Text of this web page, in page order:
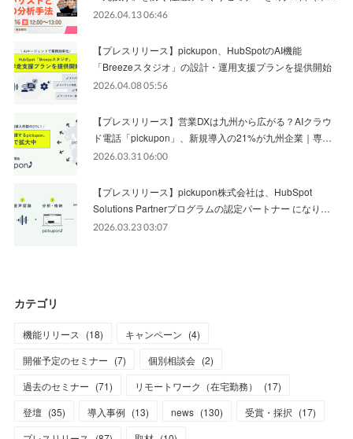
2026.04.13 06:46
【プレスリリース】pickupon、HubSpotのAI機能
「Breezeスタジオ」の設計・運用支援プランを提供開始
2026.04.08 05:56
【プレスリリース】営業DXは九州から広がる？AIクラウ
ド電話「pickupon」、新規導入の21%が九州企業｜専…
2026.03.31 06:00
【プレスリリース】pickupon株式会社は、HubSpot
Solutions Partnerプログラムの認定パートナー になり…
2026.03.23 03:07
カテゴリ
機能リリース (18) キャンペーン (4)
開催予定のセミナー (7) 個別相談会 (2)
過去のセミナー (71) リモートワーク（在宅勤務） (17)
登壇 (35) 導入事例 (13) news (130) 受賞・採択 (17)